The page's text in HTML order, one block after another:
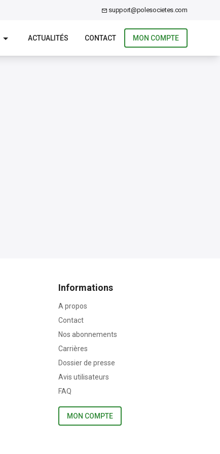
support@polesocietes.com
ACTUALITÉS CONTACT MON COMPTE
Informations
A propos
Contact
Nos abonnements
Carrières
Dossier de presse
Avis utilisateurs
FAQ
MON COMPTE